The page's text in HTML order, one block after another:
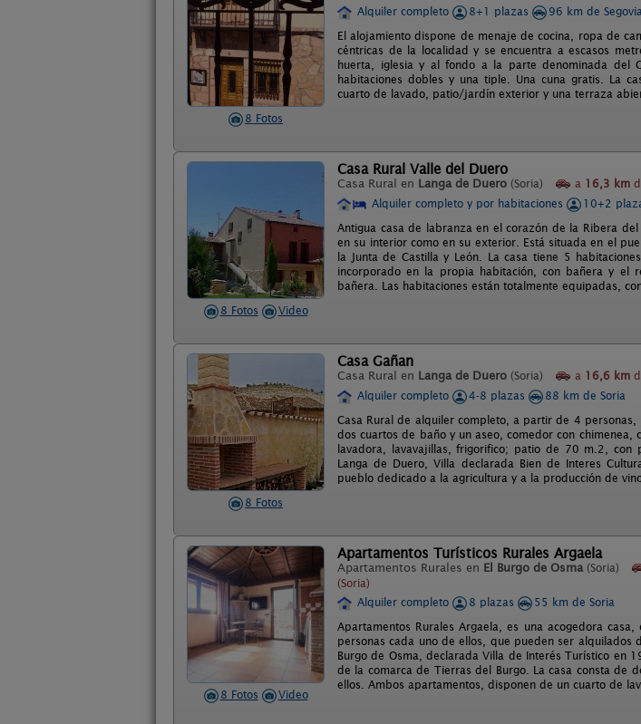
8 Fotos
Alquiler completo
8+1 plazas
96 km de
El alojamiento dispone de menaje de cocina, ropa de
céntricas de la localidad y se encuentra a escasos
huerta, iglesia y al fondo a la parte denominada del
habitaciones dobles y una tiple. Una cuna gratis. La
cuarto de lavado, patio/jardín exterior y una terraza
8 Fotos Video
Casa Rural Valle del Duero
Casa Rural en Langa de Duero (Soria) a 16,3 km
Alquiler completo y por habitaciones
10+2
Antigua casa de labranza en el corazón de la Ribera
en su interior como en su exterior. Está situada en el
la Junta de Castilla y León. La casa tiene 5
incorporado en la propia habitación, con bañera y el
bañera. Las habitaciones están totalmente equipadas,
8 Fotos
Casa Gañan
Casa Rural en Langa de Duero (Soria) a 16,6 km
Alquiler completo
4-8 plazas
88 km de Soria
Casa Rural de alquiler completo, a partir de 4
dos cuartos de baño y un aseo, comedor con chimenea,
lavadora, lavavajillas, frigorifico; patio de 70 m.2, con
Langa de Duero, Villa declarada Bien de Interes
pueblo dedicado a la agricultura y a la producción de
8 Fotos Video
Apartamentos Turísticos Rurales Argaela
Apartamentos Rurales en El Burgo de Osma (Soria)
(Soria)
Alquiler completo 8 plazas
55 km de Soria
Apartamentos Rurales Argaela, es una acogedora
personas cada uno de ellos, que pueden ser alquilados
Burgo de Osma, declarada Villa de Interés Turístico en
de la comarca de Tierras del Burgo. La casa consta de
ellos. Ambos apartamentos, disponen de un cuarto de